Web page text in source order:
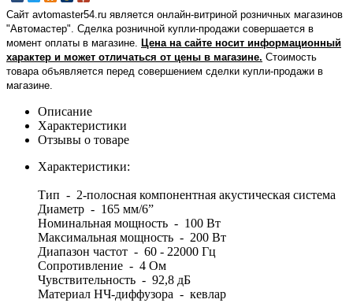
Сайт avtomaster54.ru является онлайн-витриной розничных магазинов
"Автомастер". Сделка розничной купли-продажи совершается в
момент оплаты в магазине.
Цена на сайте носит информационный
характер и может отличаться от цены в магазине. Стоимость
товара объявляется перед совершением сделки купли-продажи в
магазине
Описание
Характеристики
Отзывы о товаре
Характеристики:
Тип - 2-полосная компонентная акустическая система
Диаметр - 165 мм/6”
Номинальная мощность - 100 Вт
Максимальная мощность - 200 Вт
Диапазон частот - 60 - 22000 Гц
Сопротивление - 4 Ом
Чувствительность - 92,8 дБ
Материал НЧ-диффузора - кевлар